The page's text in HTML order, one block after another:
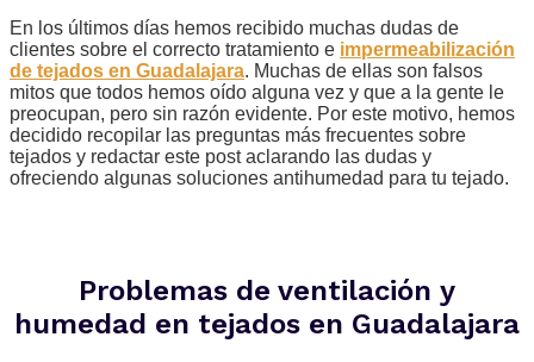
En los últimos días hemos recibido muchas dudas de
clientes sobre el correcto tratamiento e impermeabilización
de tejados en Guadalajara. Muchas de ellas son falsos
mitos que todos hemos oído alguna vez y que a la gente le
preocupan, pero sin razón evidente. Por este motivo, hemos
decidido recopilar las preguntas más frecuentes sobre
tejados y redactar este post aclarando las dudas y
ofreciendo algunas soluciones antihumedad para tu tejado.
Problemas de ventilación y
humedad en tejados en Guadalajara